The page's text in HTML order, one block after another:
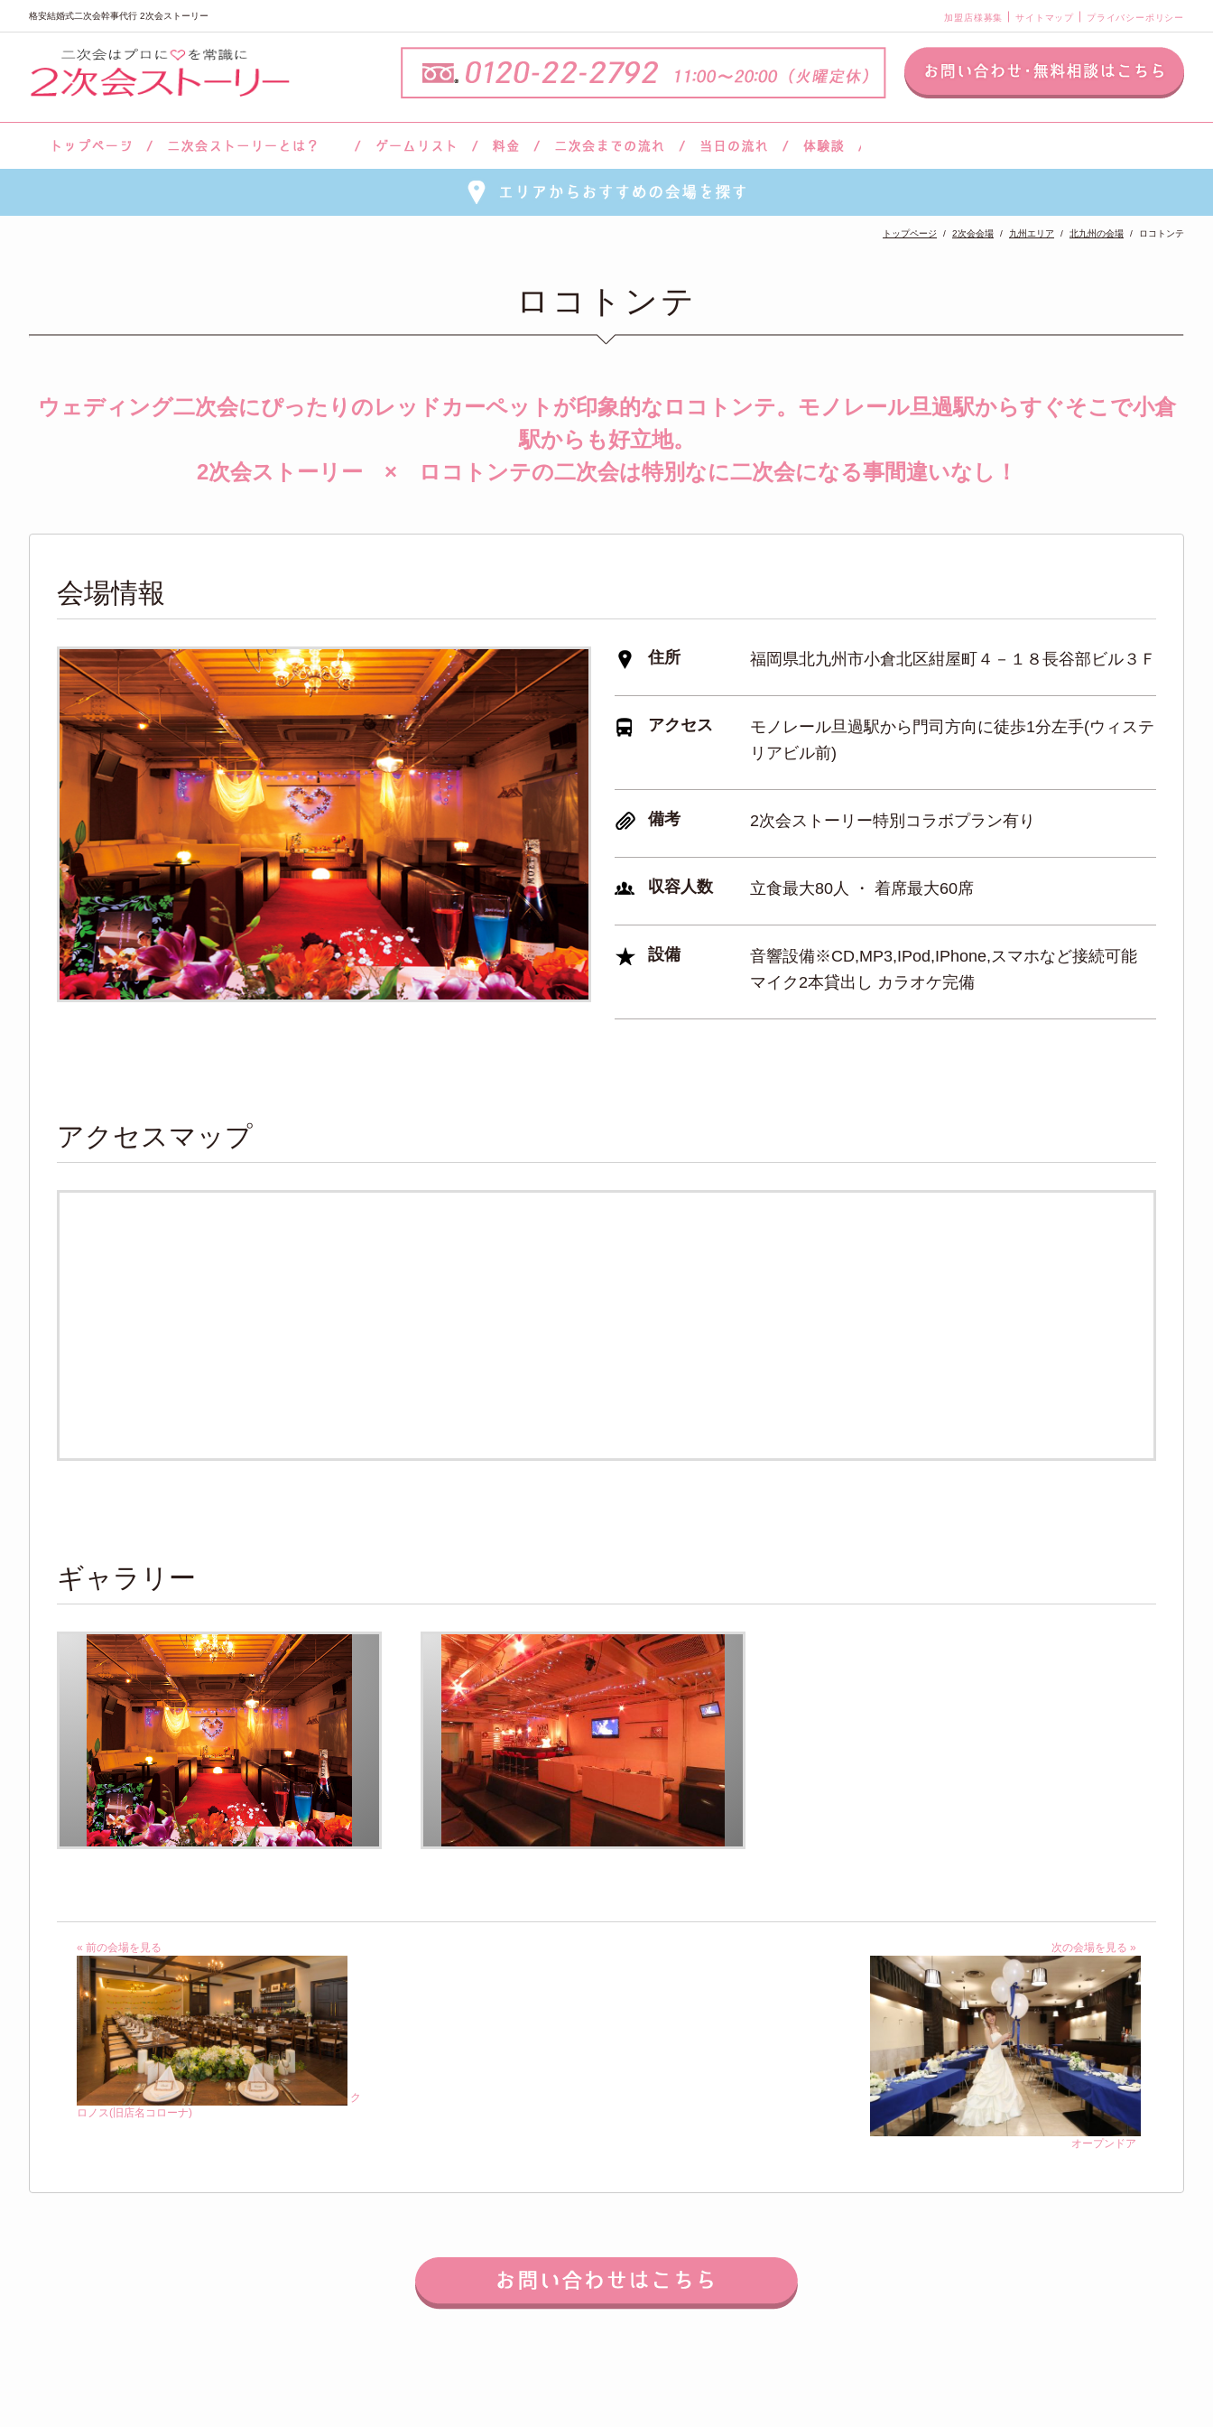
格安結婚式二次会幹事代行 2次会ストーリー 加盟店様募集 サイトマップ プライバシーポリシー
トップページ 2次会会場 九州エリア 北九州の会場 ロコトンテ
ロコトンテ
ウェディング二次会にぴったりのレッドカーペットが印象的なロコトンテ。モノレール旦過駅からすぐそこで小倉
駅からも好立地。
2次会ストーリー × ロコトンテの二次会は特別なに二次会になる事間違いなし！
会場情報
住所 福岡県北九州市小倉北区紺屋町４－１８長谷部ビル３Ｆ
アクセス
モノレール旦過駅から門司方向に徒歩1分左手(ウィステ
リアビル前)
備考 2次会ストーリー特別コラボプラン有り
収容人数 立食最大80人 ・ 着席最大60席
設備
音響設備※CD,MP3,IPod,IPhone,スマホなど接続可能
マイク2本貸出し カラオケ完備
アクセスマップ
ギャラリー
« 前の会場を見る
ク
ロノス(旧店名コローナ)
次の会場を見る »
オープンドア